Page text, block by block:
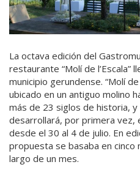
La octava edición del
restaurante “Molí de l’Escala”
municipio gerundense. “Molí
ubicado en un antiguo molino
más de 23 siglos de historia,
desarrollará, por primera vez,
desde el 30 al 4 de julio. En
propuesta se basaba en cinco
largo de un mes.